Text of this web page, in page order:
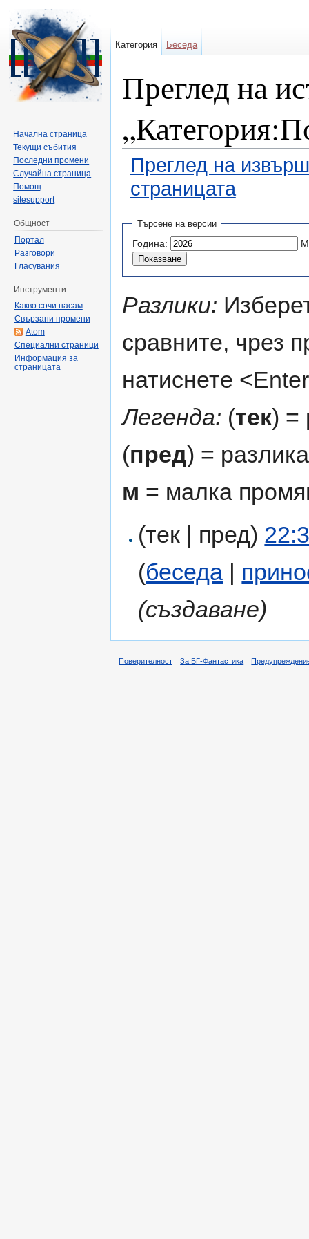
Преглед на
Преглед на
страницата
Търсене на версии
Година:
Разлики:
сравните, чрез
натиснете
Легенда: (тек) =
(пред) =
м = малка
(тек | пред)
(беседа |
(създаване)
Категория Беседа
Начална страница
Текущи събития
Последни промени
Случайна страница
Помощ
sitesupport
Общност
Портал
Разговори
Гласувания
Инструменти
Какво сочи насам
Свързани промени
Atom
Специални страници
Информация за
страницата
Поверителност За БГ-Фантастика